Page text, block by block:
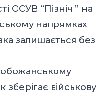
ОСУВ “Північ ” на
напрямках
залишається без
військову